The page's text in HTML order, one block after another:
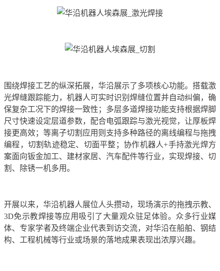
围绕焊接工艺的纵深拓展，华沿展示了多项核心功能。搭载激
光焊缝跟踪能力，机器人可实时识别焊缝位置并自动纠偏，确
保复杂工况下的焊接一致性；多层多道焊接功能支持根据焊脚
尺寸快速设定层道参数，配合电弧跟踪与激光视觉，让厚板焊
接更高效；等离子切割应用则支持多种路径的离线编程与拖拽
编程，切割轨迹稳定、切面平整；协作机器人+手持激光焊方
案面向钣金加工、建材家居、汽车配件等行业，实现焊接、切
割、除锈一机多用。
开展以来，华沿机器人展位人头攒动，现场演示的拖拽示教、
3D免示教焊接等应用吸引了大量观众驻足体验。众多行业媒
体、专家学者及终端企业代表到访交流，对华沿在船舶、钢结
构、工程机械等行业或场景的落地成果表现出浓厚兴趣。